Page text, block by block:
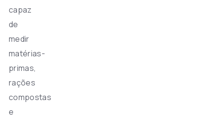
capaz
de
medir
matérias-
primas,
rações
compostas
e